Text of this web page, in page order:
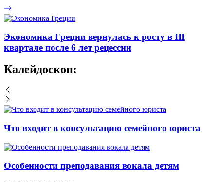
Экономика Греции вернулась к росту в III
квартале после 6 лет рецессии
Калейдоскоп:
Что входит в консультацию семейного юриста
Особенности преподавания вокала детям